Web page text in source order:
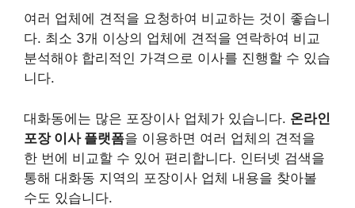
여러 업체에 견적을 요청하여 비교하는 것이 좋습니
다. 최소 3개 이상의 업체에 견적을 연락하여 비교
분석해야 합리적인 가격으로 이사를 진행할 수 있습
니다.
대화동에는 많은 포장이사 업체가 있습니다. 온라인
포장 이사 플랫폼을 이용하면 여러 업체의 견적을
한 번에 비교할 수 있어 편리합니다. 인터넷 검색을
통해 대화동 지역의 포장이사 업체 내용을 찾아볼
수도 있습니다.